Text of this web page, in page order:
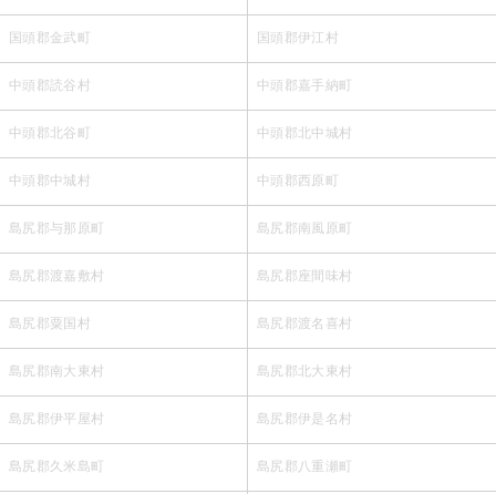
国頭郡金武町 国頭郡伊江村
中頭郡読谷村 中頭郡嘉手納町
中頭郡北谷町 中頭郡北中城村
中頭郡中城村 中頭郡西原町
島尻郡与那原町 島尻郡南風原町
島尻郡渡嘉敷村 島尻郡座間味村
島尻郡粟国村 島尻郡渡名喜村
島尻郡南大東村 島尻郡北大東村
島尻郡伊平屋村 島尻郡伊是名村
島尻郡久米島町 島尻郡八重瀬町